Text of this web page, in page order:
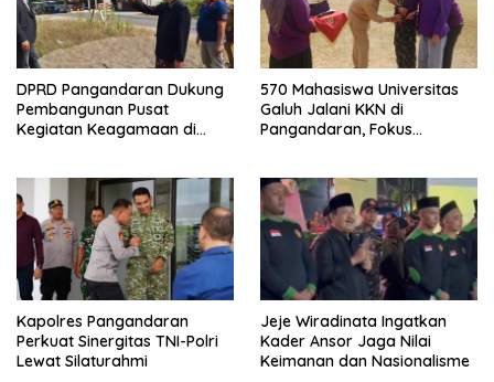
DPRD Pangandaran Dukung
Pembangunan Pusat
Kegiatan Keagamaan di
570 Mahasiswa Universitas
Galuh Jalani KKN di
Pangandaran, Fokus
Kapolres Pangandaran
Perkuat Sinergitas TNI-Polri
Lewat Silaturahmi
Jeje Wiradinata Ingatkan
Kader Ansor Jaga Nilai
Keimanan dan Nasionalisme